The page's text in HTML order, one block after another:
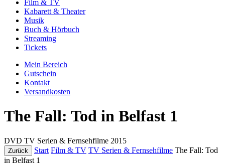
Film & TV
Kabarett & Theater
Musik
Buch & Hörbuch
Streaming
Tickets
Mein Bereich
Gutschein
Kontakt
Versandkosten
The Fall: Tod in Belfast 1
DVD TV Serien & Fernsehfilme 2015
Zurück Start Film & TV TV Serien & Fernsehfilme The Fall: Tod
in Belfast 1